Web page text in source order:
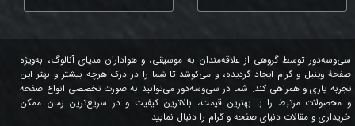
سی‌وسه‌دور توسط گروهی از علاقه‌مندان به موسیقی، و هواداران مدیای آنالوگ، به‌ویژه
صفحۀ وینیل و گرام ایجاد گردیده، و می‌کوشد تا شما را در درک هرچه بیشتر و بهتر این
تجربه یاری و همراهی کند. شما در سی‌وسه‌دور می‌توانید به صورت تخصصی انواع صفحه
و محصولات مرتبط را با بهترین قیمت، بالاترین کیفیت و در سریع‌ترین زمان ممکن
خریداری و مقالات دنیای صفحه و گرام را دنبال نمایید.